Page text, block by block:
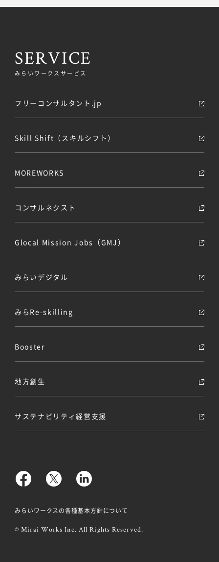
SERVICE
みらいワークスサービス
フリーコンサルタント.jp
Skill Shift（スキルシフト）
MOREWORKS
コンサルネクスト
Glocal Mission Jobs（GMJ）
みらいデジタル
みらRe-skilling
Booster
地方創生
サステナビリティ経営支援
© Mirai Works Inc. All Rights Reserved.
みらいワークスの各種基本方針について